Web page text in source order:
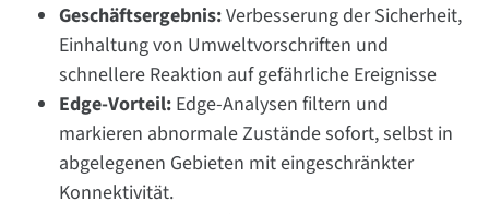
Geschäftsergebnis:Verbesserung der Sicherheit,
Einhaltung von Umweltvorschriften und
schnellere Reaktion auf gefährliche Ereignisse
Edge-Vorteil: Edge-Analysen filtern und
markieren abnormale Zustände sofort, selbst in
abgelegenen Gebieten mit eingeschränkter
Konnektivität.